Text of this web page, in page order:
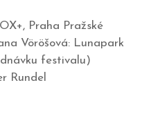
Praha Pražské
Vöröšová: Lunapark
festivalu)
Rundel